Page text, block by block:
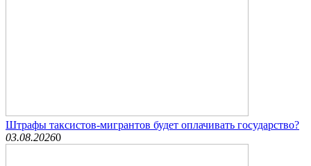
Штрафы таксистов-мигрантов будет оплачивать государство?
03.08.20260